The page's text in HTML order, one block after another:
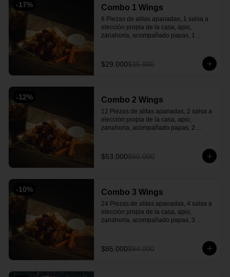
-17% Combo 1 Wings
6 Piezas de alitas apanadas, 1 salsa a
elección propia de la casa, apio,
zanahoria, acompañado papas, 1
$29.000$35.000
-12% Combo 2 Wings
12 Piezas de alitas apanadas, 2 salsa a
elección propia de la casa, apio,
zanahoria, acompañado papas, 2
$53.000$60.000
-10% Combo 3 Wings
24 Piezas de alitas apanadas, 4 salsa a
elección propia de la casa, apio,
zanahoria, acompañado papas, 3
$85.000$94.000